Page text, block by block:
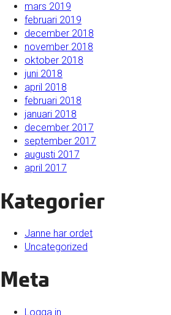
mars 2019
februari 2019
december 2018
november 2018
oktober 2018
juni 2018
april 2018
februari 2018
januari 2018
december 2017
september 2017
augusti 2017
april 2017
Kategorier
Janne har ordet
Uncategorized
Meta
Logga in